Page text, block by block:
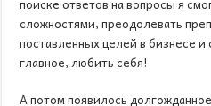
поиске ответов на вопросы я
сложностями, преодолевать
поставленных целей в бизнесе
главное, любить себя!
А потом появилось